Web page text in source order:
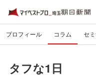
プロフィール コラム セ
タフな1日